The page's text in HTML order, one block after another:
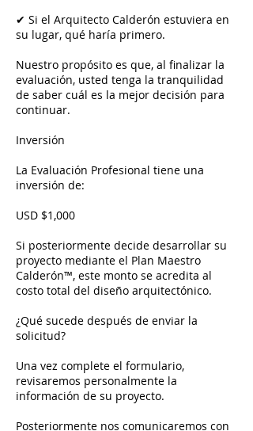
✔ Si el Arquitecto Calderón estuviera en
su lugar, qué haría primero.
Nuestro propósito es que, al finalizar la
evaluación, usted tenga la tranquilidad
de saber cuál es la mejor decisión para
continuar.
Inversión
La Evaluación Profesional tiene una
inversión de:
USD $1,000
Si posteriormente decide desarrollar su
proyecto mediante el Plan Maestro
Calderón™, este monto se acredita al
costo total del diseño arquitectónico.
¿Qué sucede después de enviar la
solicitud?
Una vez complete el formulario,
revisaremos personalmente la
información de su proyecto.
Posteriormente nos comunicaremos con